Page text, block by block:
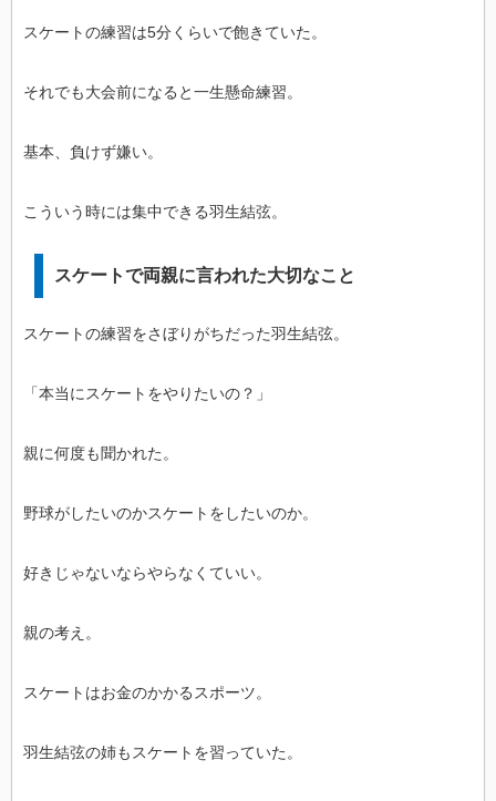
スケートの練習は5分くらいで飽きていた。
それでも大会前になると一生懸命練習。
基本、負けず嫌い。
こういう時には集中できる羽生結弦。
スケートで両親に言われた大切なこと
スケートの練習をさぼりがちだった羽生結弦。
「本当にスケートをやりたいの？」
親に何度も聞かれた。
野球がしたいのかスケートをしたいのか。
好きじゃないならやらなくていい。
親の考え。
スケートはお金のかかるスポーツ。
羽生結弦の姉もスケートを習っていた。